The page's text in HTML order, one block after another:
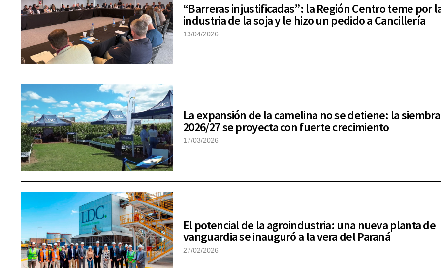
“Barreras injustificadas”: la Región Centro teme por
industria de la soja y le hizo un pedido a Cancillería
13/04/2026
La expansión de la camelina no se detiene: la siembra
2026/27 se proyecta con fuerte crecimiento
17/03/2026
El potencial de la agroindustria: una nueva planta de
vanguardia se inauguró a la vera del Paraná
27/02/2026